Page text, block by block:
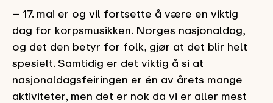
– 17. mai er og vil fortsette å være en viktig
dag for korpsmusikken. Norges nasjonaldag,
og det den betyr for folk, gjør at det blir helt
spesielt. Samtidig er det viktig å si at
nasjonaldagsfeiringen er én av årets mange
aktiviteter, men det er nok da vi er aller mest